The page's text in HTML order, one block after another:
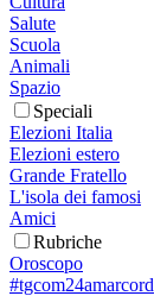
Salute
Scuola
Animali
Spazio
Speciali
Elezioni Italia
Elezioni estero
Grande Fratello
L'isola dei famosi
Amici
Rubriche
Oroscopo
#tgcom24amarcord